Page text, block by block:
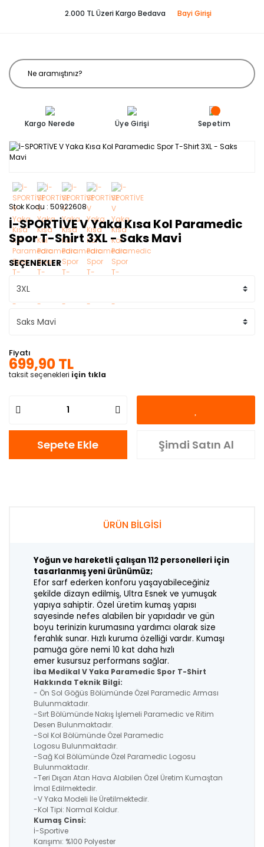
2.000 TL Üzeri Kargo Bedava Bayi Girişi
Kargo Nerede Üye Girişi Sepetim
Stok Kodu 50922608
İ-SPORTİVE V Yaka Kısa Kol Paramedic
Spor T-Shirt 3XL - Saks Mavi
SEÇENEKLER
Fiyatı
699,90 TL
taksit seçenekleri için tıkla
Sepete Ekle Şimdi Satın Al
ÜRÜN BİLGİSİ
Yoğun ve hareketli çalışan 112 personelleri için
tasarlanmış yeni ürünümüz;
Efor sarf ederken konforu yaşayabileceğiniz
şekilde dizayn edilmiş, Ultra Esnek ve yumuşak
yapıya sahiptir. Özel üretim kumaş yapısı
sayesinde nefes alabilen bir yapıdadır ve gün
boyu terinizin kurumasına yardımcı olarak size
ferahlık sunar. Hızlı kuruma özelliği vardır. Kumaşı
pamuğa göre nemi 10 kat daha hızlı
emer kusursuz performans sağlar.
İba Medikal V Yaka Paramedic Spor T-Shirt
Hakkında Teknik Bilgi:
- Ön Sol Göğüs Bölümünde Özel Paramedic Arması
Bulunmaktadır.
-Sırt Bölümünde Nakış İşlemeli Paramedic ve Ritim
Desen Bulunmaktadır.
-Sol Kol Bölümünde Özel Paramedic
Logosu Bulunmaktadır.
-Sağ Kol Bölümünde Özel Paramedic Logosu
Bulunmaktadır.
-Teri Dışarı Atan Hava Alabilen Özel Üretim Kumaştan
İmal Edilmektedir.
-V Yaka Modeli İle Üretilmektedir.
-Kol Tipi: Normal Koldur.
Kumaş Cinsi:
İ-Sportive
Karışımı: %100 Polyester